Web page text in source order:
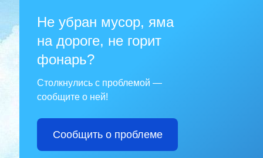
Не убран мусор, яма
на дороге, не горит
фонарь?
Столкнулись с проблемой —
сообщите о ней!
Сообщить о проблеме